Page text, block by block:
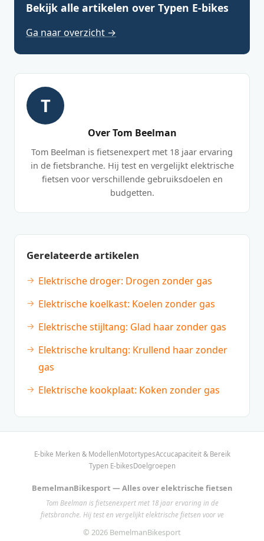
Bekijk alle artikelen over Typen E-bikes
Ga naar overzicht →
T
Over Tom Beelman
Tom Beelman is fietsenexpert met 18 jaar ervaring
in de fietsbranche. Hij test en vergelijkt elektrische
fietsen voor verschillende gebruiksdoelen en
budgetten.
Gerelateerde artikelen
Elektrische droger: Drogen zonder gas
Elektrische koelkast: Koelen zonder gas
Elektrische stijltang: Glad haar zonder gas
Elektrische krultang: Krullend haar zonder
gas
Elektrische kookplaat: Koken zonder gas
E-bike Merken & ModellenMotortypesAccucapaciteit & Bereik
Typen E-bikesDoelgroepen
BemelmanBikesport — Alles over elektrische fietsen
Tom Beelman is fietsenexpert met 18 jaar ervaring in de
fietsbranche. Hij test en vergelijkt elektrische fietsen voor ve
© 2026 BemelmanBikesport